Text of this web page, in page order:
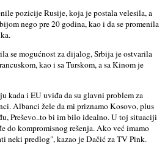
pozicije Rusije, koja je postala velesila, a
nego pre 20 godina, kao i da se promenila
se mogućnost za dijalog, Srbija je ostvarila
kao i sa Turskom, a sa Kinom je
kada i EU uviđa da su glavni problem za
Albanci žele da mi priznamo Kosovo, plus
Preševo..to bi im bilo idealno. U toj situaciji
do kompromisnog rešenja. Ako već imamo
neki predlog", kazao je Dačić za TV Pink.